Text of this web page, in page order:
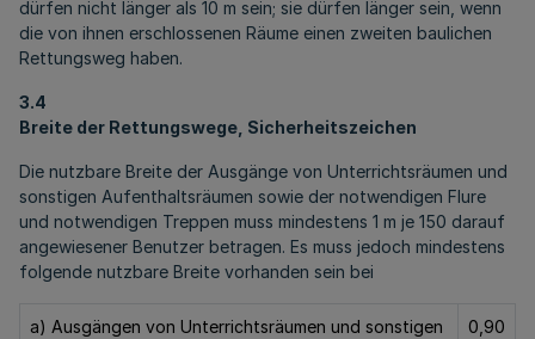
dürfen nicht länger als 10 m sein; sie dürfen länger sein, wenn
die von ihnen erschlossenen Räume einen zweiten baulichen
Rettungsweg haben.
3.4
Breite der Rettungswege, Sicherheitszeichen
Die nutzbare Breite der Ausgänge von Unterrichtsräumen und
sonstigen Aufenthaltsräumen sowie der notwendigen Flure
und notwendigen Treppen muss mindestens 1 m je 150 darauf
angewiesener Benutzer betragen. Es muss jedoch mindestens
folgende nutzbare Breite vorhanden sein bei
a) Ausgängen von Unterrichtsräumen und sonstigen
0,90